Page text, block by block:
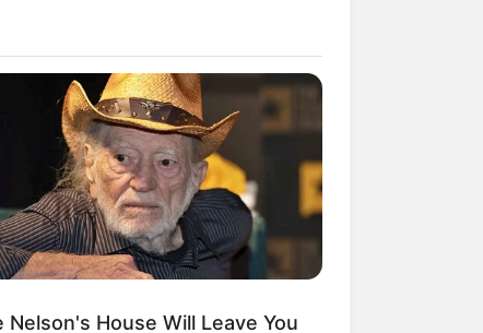
Nelson's House Will Leave You